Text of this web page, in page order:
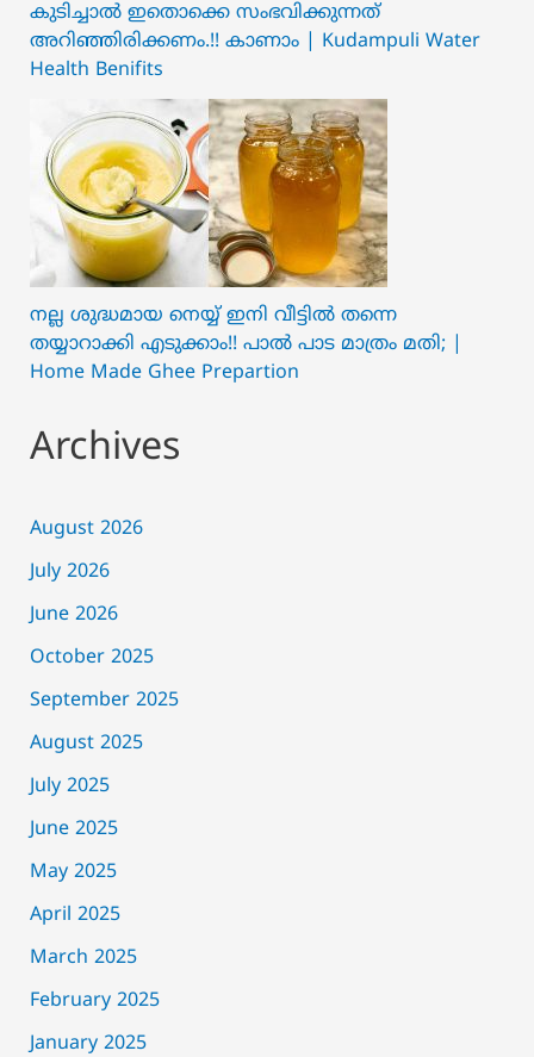
കുടിച്ചാൽ ഇതൊക്കെ സംഭവിക്കുന്നത്
അറിഞ്ഞിരിക്കണം.!! കാണാം | Kudampuli Water
Health Benifits
നല്ല ശുദ്ധമായ നെയ്യ് ഇനി വീട്ടിൽ തന്നെ
തയ്യാറാക്കി എടുക്കാം!! പാൽ പാട മാത്രം മതി; |
Home Made Ghee Prepartion
Archives
August 2026
July 2026
June 2026
October 2025
September 2025
August 2025
July 2025
June 2025
May 2025
April 2025
March 2025
February 2025
January 2025